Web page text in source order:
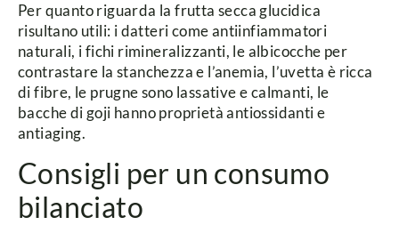
Per quanto riguarda la frutta secca glucidica
risultano utili: i datteri come antiinfiammatori
naturali, i fichi rimineralizzanti, le albicocche per
contrastare la stanchezza e l’anemia, l’uvetta è ricca
di fibre, le prugne sono lassative e calmanti, le
bacche di goji hanno proprietà antiossidanti e
antiaging.
Consigli per un consumo
bilanciato